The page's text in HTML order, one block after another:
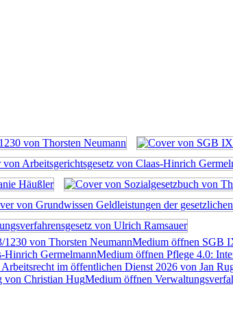
von Thorsten NeumannMedium öffnen SGB
Hinrich GermelmannMedium öffnen Pflege 4.0:
im öffentlichen Dienst 2026 von Jan
von Christian HugMedium öffnen